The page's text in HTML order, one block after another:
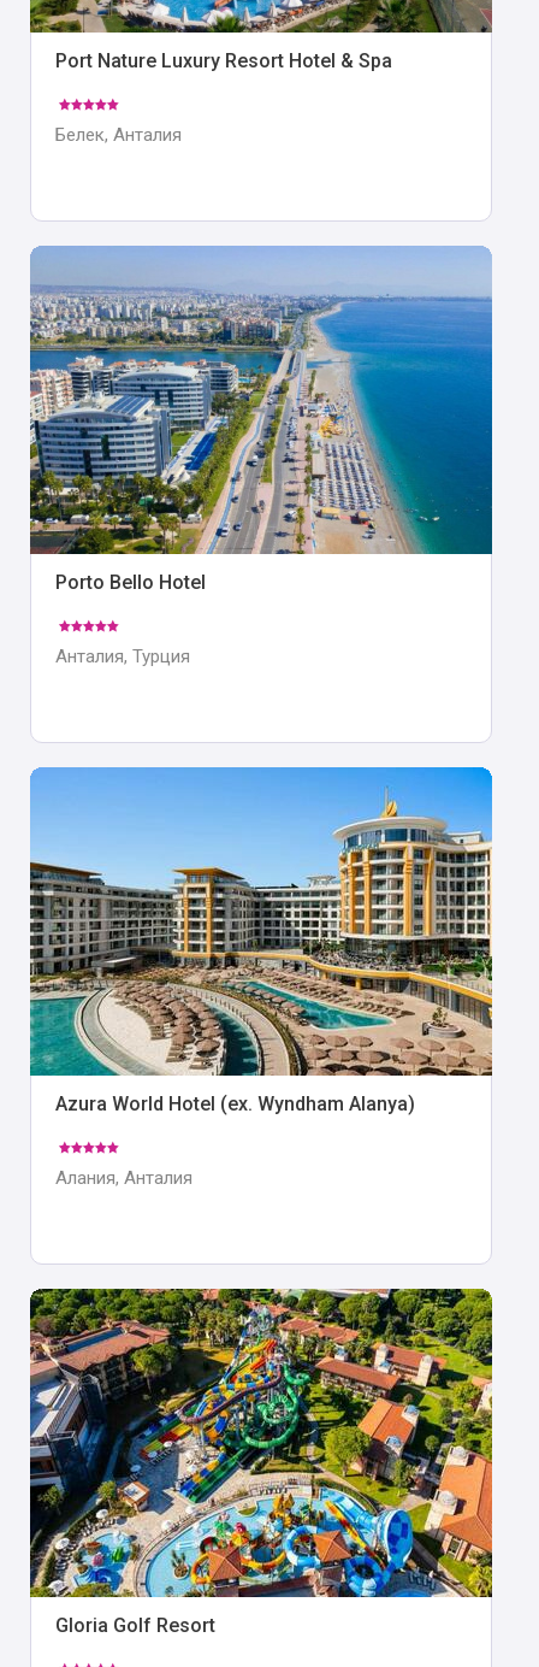
Port Nature Luxury Resort Hotel & Spa
Белек, Анталия
Porto Bello Hotel
Анталия, Турция
Azura World Hotel (ex. Wyndham Alanya)
Алания, Анталия
Gloria Golf Resort